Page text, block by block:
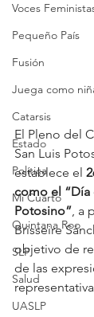
Voces
Pequeño País
Fusión
Juega como
Catarsis
Estado
Política
Mi Cuarto
Quintana Roo
SLP
Salud
UASLP
El Pleno del
San Luis
establece el
como el
Potosino”, a
Brisseire
objetivo de
de las